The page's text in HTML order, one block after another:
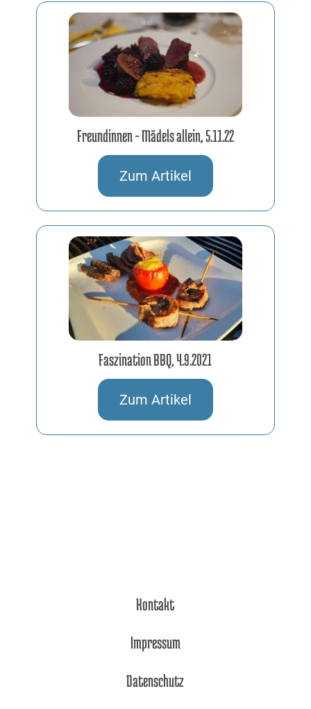
Freundinnen – Mädels allein, 5.11.22
Zum Artikel
Faszination BBQ, 4.9.2021
Zum Artikel
Kontakt
Impressum
Datenschutz